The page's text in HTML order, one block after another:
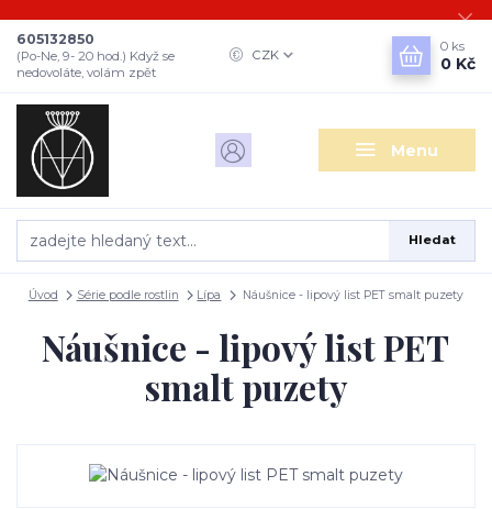
Menu
CZK
Hledat
605132850
(Po-Ne, 9- 20 hod.) Když se
nedovoláte, volám zpět
0 ks
0 Kč
Úvod Série podle rostlin Lípa Náušnice - lipový list PET smalt puzety
Náušnice - lipový list PET
smalt puzety